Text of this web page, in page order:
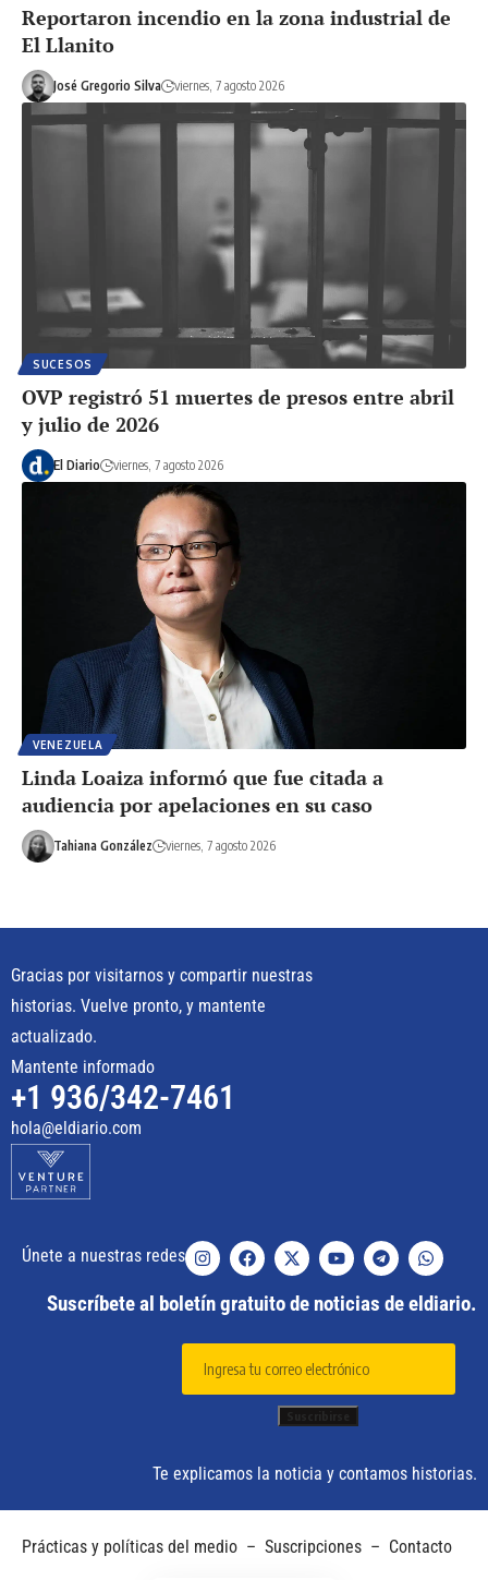
Reportaron incendio en la zona industrial de
El Llanito
José Gregorio Silva viernes, 7 agosto 2026
SUCESOS
OVP registró 51 muertes de presos entre abril
y julio de 2026
El Diario viernes, 7 agosto 2026
VENEZUELA
Linda Loaiza informó que fue citada a
audiencia por apelaciones en su caso
Tahiana González viernes, 7 agosto 2026
Gracias por visitarnos y compartir nuestras
historias. Vuelve pronto, y mantente
actualizado.
Mantente informado
+1 936/342-7461
hola@eldiario.com
Únete a nuestras redes
Suscríbete al boletín gratuito de noticias de eldiario.
Te explicamos la noticia y contamos historias.
Prácticas y políticas del medio – Suscripciones – Contacto